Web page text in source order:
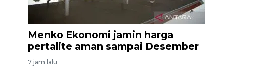
Menko Ekonomi jamin harga
pertalite aman sampai Desember
7 jam lalu